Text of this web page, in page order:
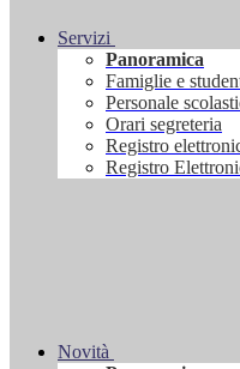
Servizi
Panoramica
Famiglie e
Personale
Orari segreteria
Registro
Registro
Novità